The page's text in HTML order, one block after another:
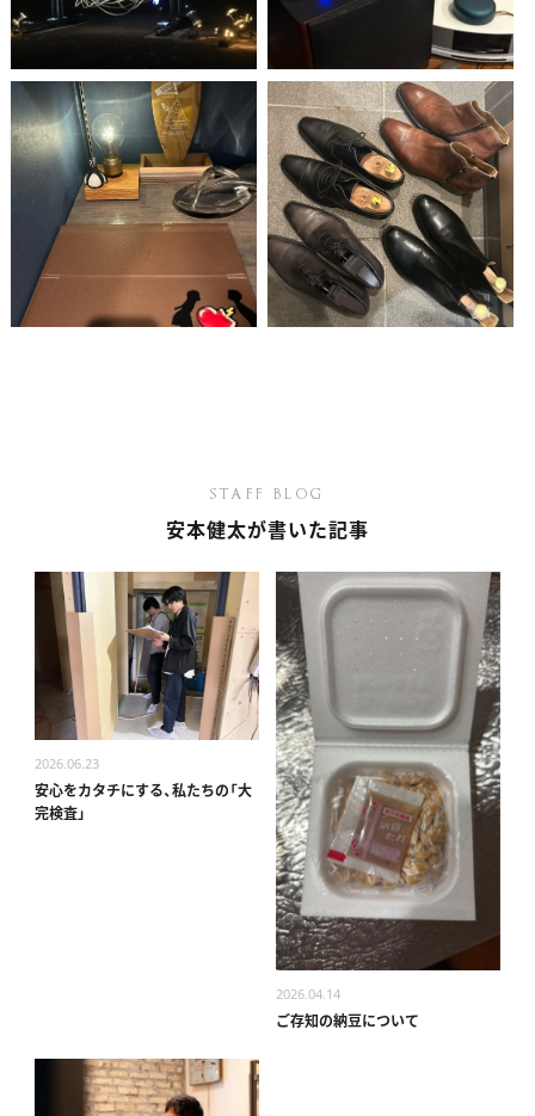
EVENT
WORKS
ABOUT US
STAFF BLOG
RECRUIT
資料請求
個別相談
STAFF BLOG
安本健太が書いた記事
2026.06.23
安心をカタチにする、私たちの「大
完検査」
2026.04.14
ご存知の納豆について